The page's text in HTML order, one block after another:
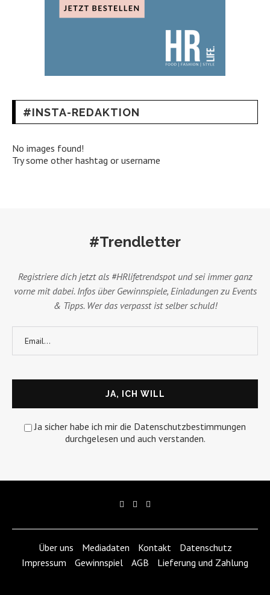
#INSTA-REDAKTION
No images found!
Try some other hashtag or username
#Trendletter
Registriere dich jetzt als #HRlifetrendspot und sei immer ganz
vorne mit dabei. Infos über Gewinnspiele, Einladungen zu Events
& Tipps. Wer das verpasst ist selber schuld!
Ja sicher habe ich mir die Datenschutzbestimmungen
durchgelesen und auch verstanden.
Über uns Mediadaten Kontakt
Datenschutz
Impressum
Gewinnspiel AGB Lieferung und Zahlung